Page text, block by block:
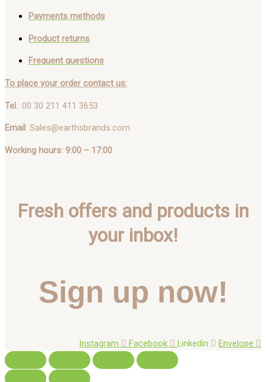
Payments methods
Product returns
Frequent questions
To place your order contact us:
Tel.: 00 30 211 411 3653
Email : Sales@earthsbrands.com
Working hours: 9:00 – 17:00
Fresh offers and products in
your inbox!
Sign up now!
Instagram Facebook Linkedin Envelope